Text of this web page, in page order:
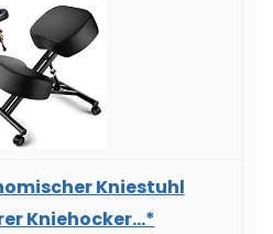
Kniestuhl
Kniehocker...*